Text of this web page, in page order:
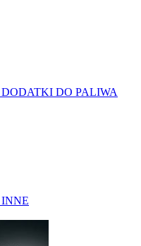
DODATKI DO PALIWA
INNE